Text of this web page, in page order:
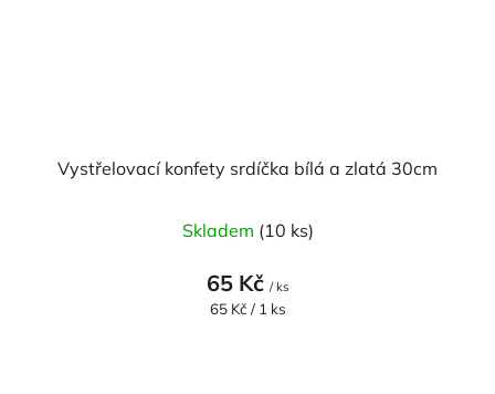
Vystřelovací konfety srdíčka bílá a zlatá 30cm
Skladem (10 ks)
65 Kč / ks
Měrná
65 Kč / 1 ks